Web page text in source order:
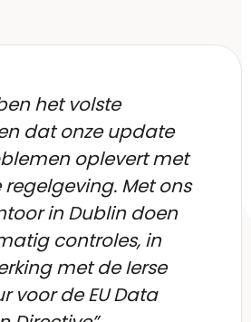
het volste
dat onze update
oplevert met
regelgeving. Met ons
in Dublin doen
controles, in
met de Ierse
voor de EU Data